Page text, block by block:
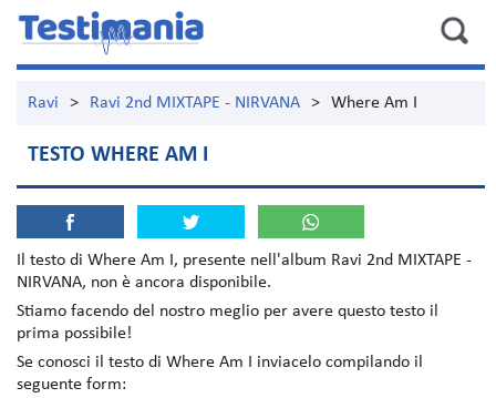
Ravi > Ravi 2nd MIXTAPE - NIRVANA > Where Am I
TESTO WHERE AM I
Il testo di Where Am I , presente nell'album Ravi 2nd MIXTAPE -
NIRVANA, non è ancora disponibile.
Stiamo facendo del nostro meglio per avere questo testo il
prima possibile!
Se conosci il testo di Where Am I inviacelo compilando il
seguente form: